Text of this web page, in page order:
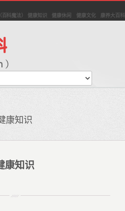
百科魔法） 健康知识 健康休闲 健康文化 康养大百科
康知识
康知识